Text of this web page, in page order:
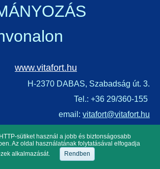
www.vitafort.hu
H-2370 DABAS, Szabadság út. 3.
Tel.: +36 29/360-155
email: vitafort@vitafort.hu
sütiket használ a jobb és biztonságosabb
Az oldal használatának folytatásával elfogadja
alkalmazását.
Rendben